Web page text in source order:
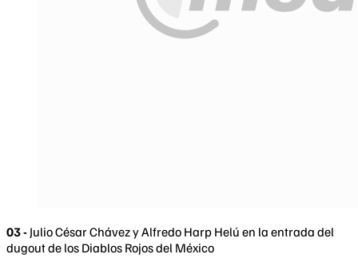
03 - Julio César Chávez y Alfredo Harp Helú en la entrada del
dugout de los Diablos Rojos del México